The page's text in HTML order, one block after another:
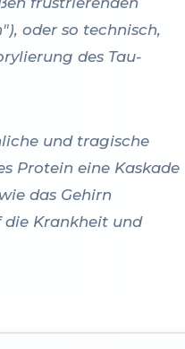
oder so technisch,
des Tau-
und tragische
Protein eine Kaskade
das Gehirn
die Krankheit und